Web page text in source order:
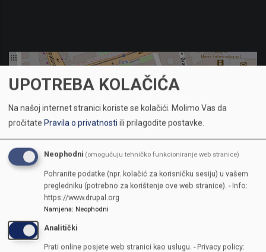
KONTAKTI
UPOTREBA KOLAČIĆA
Na našoj internet stranici koriste se kolačići. Molimo Vas da
pročitate Pravila o privatnostiili prilagodite postavke.
Neophodni (omogućuju tehničko funkcioniranje web stranice)
Pohranite podatke (npr. kolačić za korisničku sesiju) u vašem
pregledniku (potrebno za korištenje ove web stranice). - Info:
https://www.drupal.org
Namjena: Neophodni
Analitički
Prati online posjete web stranici kao uslugu. - Privacy policy: